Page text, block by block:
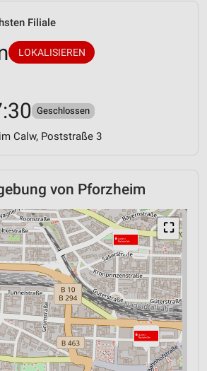
Filiale
LOKALISIEREN
Geschlossen
Calw, Poststraße 3
von Pforzheim
⛶